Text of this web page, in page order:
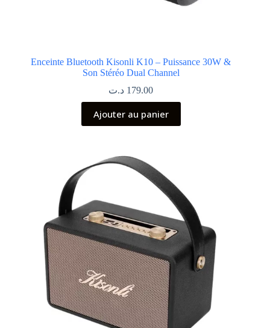
Enceinte Bluetooth Kisonli K10 – Puissance 30W &
Son Stéréo Dual Channel
179.00 د.ت
Ajouter au panier